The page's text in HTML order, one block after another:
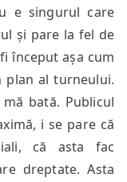
e singurul care
și pare la fel de
început așa cum
plan al turneului.
bată. Publicul
i se pare că
că asta fac
dreptate. Asta